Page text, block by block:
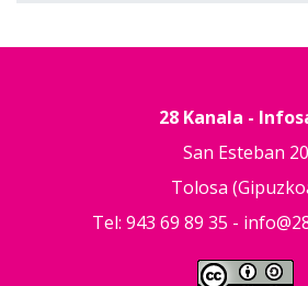
28 Kanala -
San Esteban 20
Tolosa
Tel: 943 69 89 35 -